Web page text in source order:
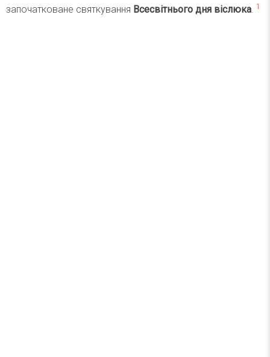
започатковане святкування Всесвітнього дня віслюка. 1